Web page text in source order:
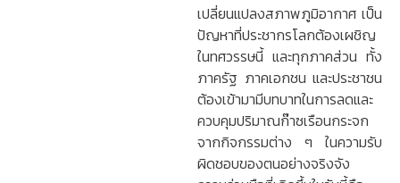
เปลี่ยนแปลงสภาพภูมิอากาศ เป็น
ปัญหาที่ประชากรโลกต้องเผชิญ
ในทศวรรษนี้ และทุกภาคส่วน ทั้ง
ภาครัฐ ภาคเอกชน และประชาชน
ต้องเข้ามามีบทบาทในการลดและ
ควบคุมปริมาณก๊าซเรือนกระจก
จากกิจกรรมต่าง ๆ ในความรับ
ผิดชอบของตนอย่างจริงจัง